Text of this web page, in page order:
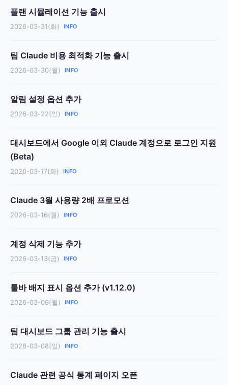
플랜 시뮬레이션 기능 출시
2026-03-31(화) INFO
팀 Claude 비용 최적화 기능 출시
2026-03-30(월) INFO
알림 설정 옵션 추가
2026-03-22(일) INFO
대시보드에서 Google 이외 Claude 계정으로 로그인 지원
(Beta)
2026-03-17(화) INFO
Claude 3월 사용량 2배 프로모션
2026-03-16(월) INFO
계정 삭제 기능 추가
2026-03-13(금) INFO
툴바 배지 표시 옵션 추가 (v1.12.0)
2026-03-09(월) INFO
팀 대시보드 그룹 관리 기능 출시
2026-03-08(일) INFO
Claude 관련 공식 통계 페이지 오픈